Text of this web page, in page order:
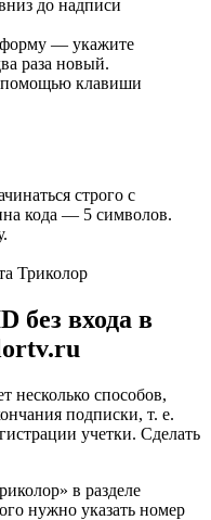
до надписи
форму — укажите
раза новый.
помощью клавиши
строго с
кода — 5 символов.
без входа в
несколько способов,
подписки, т. е.
учетки. Сделать
в разделе
нужно указать номер